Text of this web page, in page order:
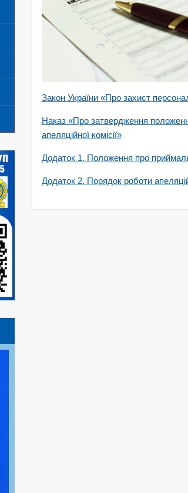
Закон України «Про захист
Наказ «Про затвердження
апеляційної комісії»
Додаток 1. Положення про
Додаток 2. Порядок роботи